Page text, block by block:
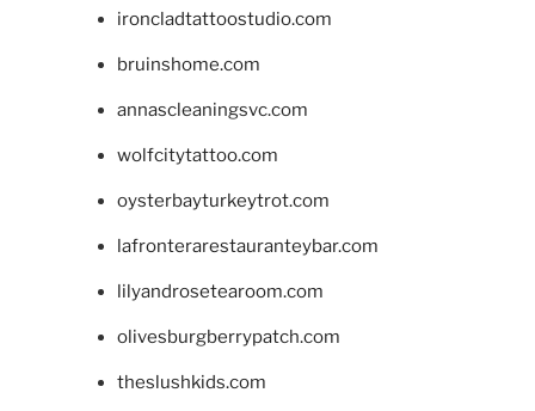
ironcladtattoostudio.com
bruinshome.com
annascleaningsvc.com
wolfcitytattoo.com
oysterbayturkeytrot.com
lafronterarestauranteybar.com
lilyandrosetearoom.com
olivesburgberrypatch.com
theslushkids.com